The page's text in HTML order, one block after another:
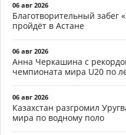
06 авг 2026
Благотворительный забег
пройдёт в Астане
06 авг 2026
Анна Черкашина с
чемпионата мира U20 по
06 авг 2026
Казахстан разгромил
мира по водному поло